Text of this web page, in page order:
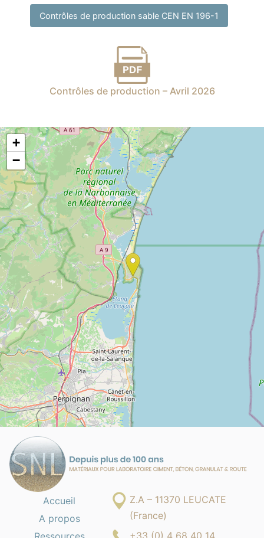
Contrôles de production sable CEN EN 196-1
Contrôles de production – Avril 2026
Accueil
A propos
Ressources
Z.A – 11370 LEUCATE
(France)
+33 (0) 4 68 40 14
+
−